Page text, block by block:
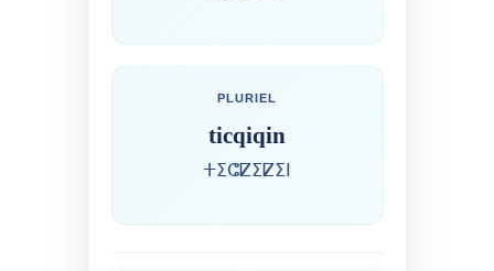
PLURIEL
ticqiqin
ⵜⵉⵛⵇⵉⵇⵉⵏ